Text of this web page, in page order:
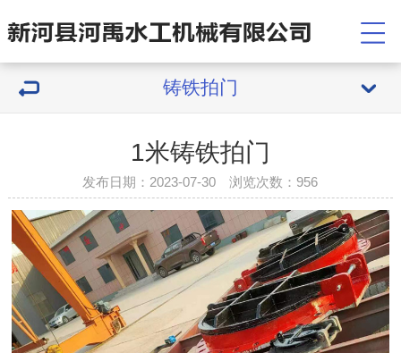
铸铁拍门
1米铸铁拍门
发布日期：2023-07-30 浏览次数： 956